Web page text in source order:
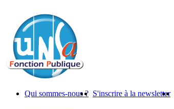
Qui sommes-nous ? S'inscrire à la newsletter